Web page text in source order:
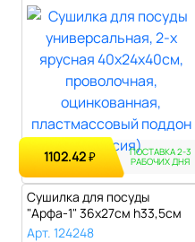
1102.42₽ ПОСТАВКА 2-3
РАБОЧИХ ДНЯ
Сушилка для посуды
"Арфа-1" 36х27см h33,5см
2-х ярусная..
Арт. 124248